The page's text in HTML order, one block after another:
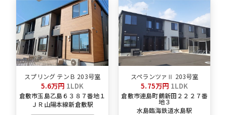
スプリング テンＢ 203号室
5.6万円 1LDK
倉敷市玉島乙島６３８７番地１
ＪＲ山陽本線新倉敷駅
スペランツァⅡ 203号室
5.75万円 1LDK
倉敷市連島町鶴新田２２２７番
地３
水島臨海鉄道水島駅